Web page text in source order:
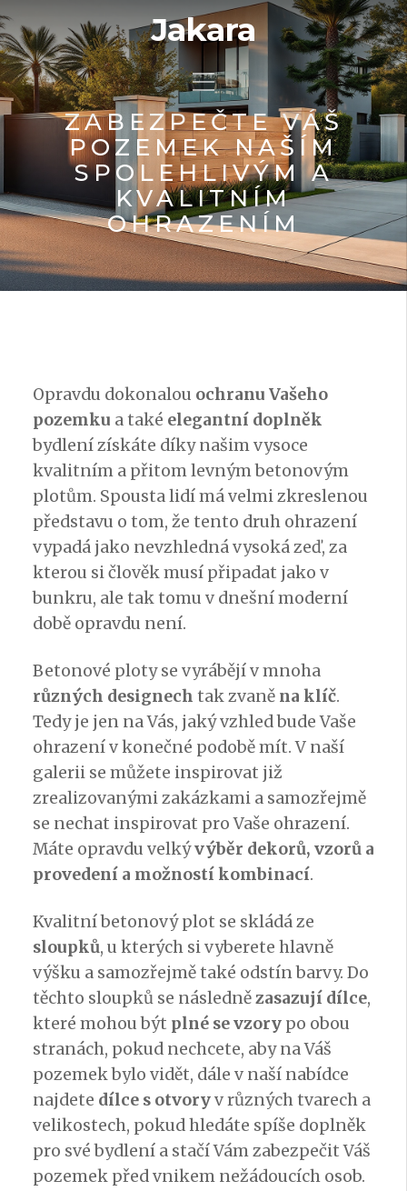
Jakara
ZABEZPEČTE VÁŠ
POZEMEK NAŠÍM
SPOLEHLIVÝM A
KVALITNÍM
OHRAZENÍM
Opravdu dokonalou ochranu Vašeho
pozemku a také elegantní doplněk
bydlení získáte díky našim vysoce
kvalitním a přitomlevným betonovým
plotům. Spousta lidí má velmi zkreslenou
představu o tom, že tento druh ohrazení
vypadá jako nevzhledná vysoká zeď, za
kterou si člověk musí připadat jako v
bunkru, ale tak tomu v dnešní moderní
době opravdu není.
Betonové ploty se vyrábějí v mnoha
různých designech tak zvaně na klíč.
Tedy je jen na Vás, jaký vzhled bude Vaše
ohrazení v konečné podobě mít. V naší
galerii se můžete inspirovat již
zrealizovanými zakázkami a samozřejmě
se nechat inspirovat pro Vaše ohrazení.
Máte opravdu velkývýběr dekorů, vzorů a
provedení a možností kombinací.
Kvalitní betonový plot se skládá ze
sloupků, u kterých si vyberete hlavně
výšku a samozřejmě také odstín barvy. Do
těchto sloupků se následnězasazují dílce,
které mohou být plné se vzory po obou
stranách, pokud nechcete, aby na Váš
pozemek bylo vidět, dále v naší nabídce
najdete dílce s otvoryv různých tvarech a
velikostech, pokud hledáte spíše doplněk
pro své bydlení a stačí Vám zabezpečit Váš
pozemek před vnikem nežádoucích osob.